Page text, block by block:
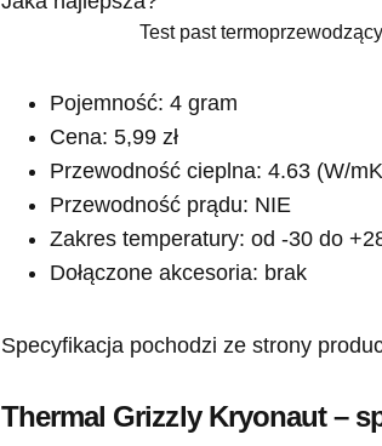
Test past
Pojemność: 4 gram
Cena: 5,99 zł
Przewodność cieplna: 4.63 (W/
Przewodność prądu: NIE
Zakres temperatury: od -30 do
Dołączone akcesoria: brak
Specyfikacja pochodzi ze strony
Thermal Grizzly Kryonaut –